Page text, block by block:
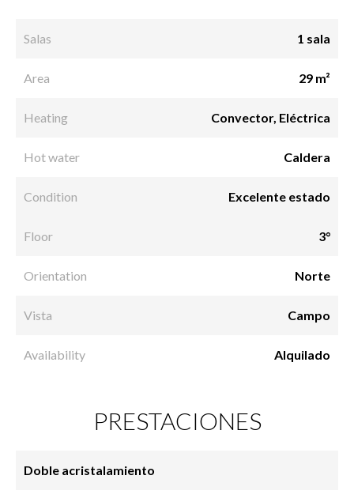
Salas 1 sala
Area 29 m²
Heating Convector, Eléctrica
Hot water Caldera
Condition Excelente estado
Floor 3°
Orientation Norte
Vista Campo
Availability Alquilado
PRESTACIONES
Doble acristalamiento